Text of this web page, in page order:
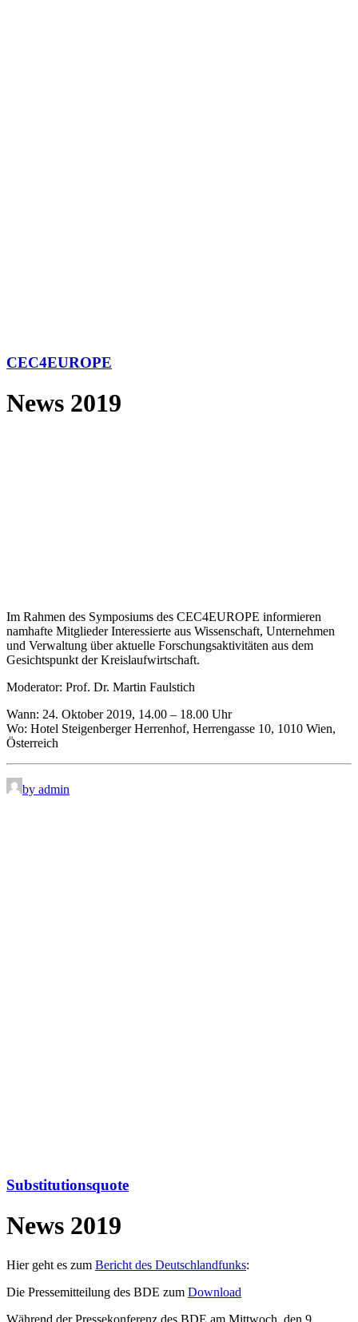
CEC4EUROPE
News 2019
Im Rahmen des Symposiums des CEC4EUROPE informieren
namhafte Mitglieder Interessierte aus Wissenschaft, Unternehmen
und Verwaltung über aktuelle Forschungsaktivitäten aus dem
Gesichtspunkt der Kreislaufwirtschaft.
Moderator: Prof. Dr. Martin Faulstich
Wann: 24. Oktober 2019, 14.00 – 18.00 Uhr
Wo: Hotel Steigenberger Herrenhof, Herrengasse 10, 1010 Wien,
Österreich
by admin
Substitutionsquote
News 2019
Hier geht es zum Bericht des Deutschlandfunks:
Die Pressemitteilung des BDE zum Download
Während der Pressekonferenz des BDE am Mittwoch, den 9.